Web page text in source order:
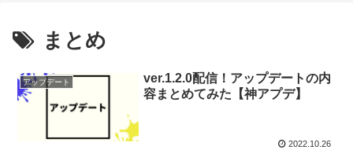
まとめ
アップデート
ver.1.2.0配信！アップデートの内
容まとめてみた【神アプデ】
2022.10.26